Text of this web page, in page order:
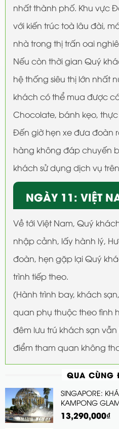
nhất thành phố. Khu vực
với kiến trúc toà lâu đài,
nhà trong thị trấn oai
Nếu còn thời gian Quý
hệ thống siêu thị lớn nhất
khách có thể mua được
Chocolate, bánh kẹo,
Đến giờ hẹn xe đưa đoàn
hàng không đáp chuyến
khách sử dụng dịch vụ
NGÀY 11: VIỆT
Về tới Việt Nam, Quý
nhập cảnh, lấy hành lý,
đoàn, hẹn gặp lại Quý
trình tiếp theo.
(Hành trình bay, khách
quan phụ thuộc theo tình
đêm lưu trú khách sạn
điểm tham quan không
QUA CÙNG
SINGAPORE:
KAMPONG
DO)
13,290,000₫